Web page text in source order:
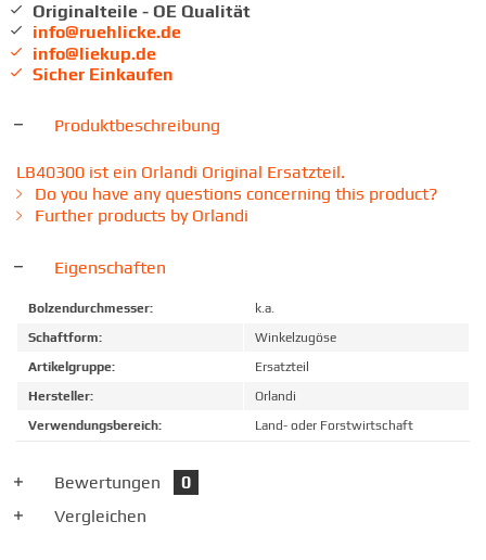
Originalteile - OE Qualität
info@ruehlicke.de
info@liekup.de
Sicher Einkaufen
Produktbeschreibung
LB40300 ist ein Orlandi Original Ersatzteil.
Do you have any questions concerning this product?
Further products by Orlandi
Eigenschaften
Bolzendurchmesser:
k.a.
Schaftform:
Winkelzugöse
Artikelgruppe:
Ersatzteil
Hersteller:
Orlandi
Verwendungsbereich:
Land- oder Forstwirtschaft
Bewertungen
0
Vergleichen